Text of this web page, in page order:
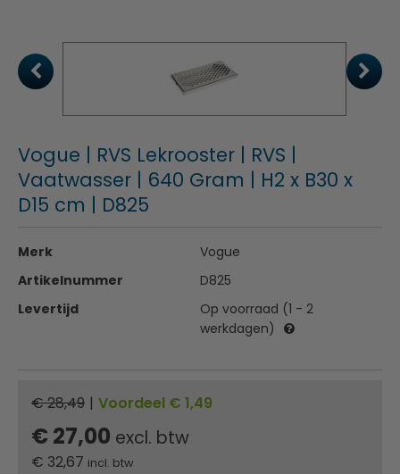
Vogue | RVS Lekrooster | RVS |
Vaatwasser | 640 Gram | H2 x B30 x
D15 cm | D825
Merk
Vogue
Artikelnummer
D825
Levertijd
Op voorraad (1 - 2
werkdagen)
€ 28,49 | Voordeel € 1,49
€ 27,00 excl. btw
€ 32,67 incl. btw